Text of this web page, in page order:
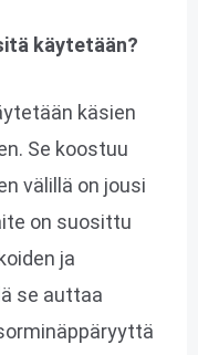
käytetään?
käsien
Se koostuu
välillä on jousi
on suosittu
ja
se auttaa